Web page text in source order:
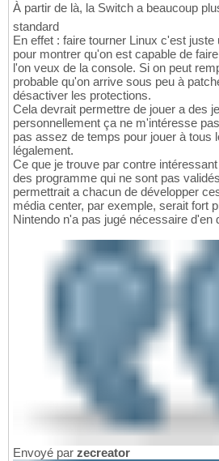
À partir de là, la Switch a beaucoup plus
standard
En effet : faire tourner Linux c'est
pour montrer qu'on est capable de
l'on veux de la console. Si on peut
probable qu'on arrive sous peu à
désactiver les protections.
Cela devrait permettre de jouer a des
personnellement ça ne m'intéresse
pas assez de temps pour jouer à tous
légalement.
Ce que je trouve par contre
des programme qui ne sont pas
permettrait a chacun de développer
média center, par exemple, serait fort
Nintendo n'a pas jugé nécessaire d'en
Envoyé par zecreator